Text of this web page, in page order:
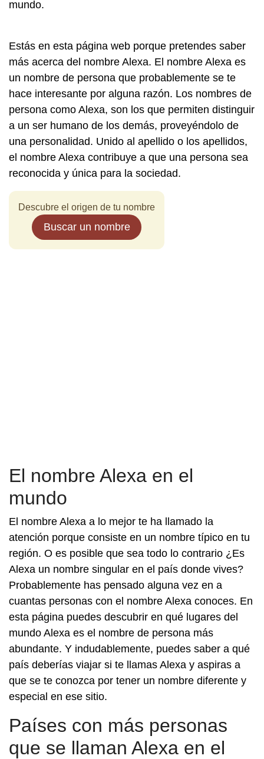
mundo.
Estás en esta página web porque pretendes saber
más acerca del nombre Alexa. El nombre Alexa es
un nombre de persona que probablemente se te
hace interesante por alguna razón. Los nombres de
persona como Alexa, son los que permiten distinguir
a un ser humano de los demás, proveyéndolo de
una personalidad. Unido al apellido o los apellidos,
el nombre Alexa contribuye a que una persona sea
reconocida y única para la sociedad.
Descubre el origen de tu nombre
Buscar un nombre
El nombre Alexa en el
mundo
El nombre Alexa a lo mejor te ha llamado la
atención porque consiste en un nombre típico en tu
región. O es posible que sea todo lo contrario ¿Es
Alexa un nombre singular en el país donde vives?
Probablemente has pensado alguna vez en a
cuantas personas con el nombre Alexa conoces. En
esta página puedes descubrir en qué lugares del
mundo Alexa es el nombre de persona más
abundante. Y indudablemente, puedes saber a qué
país deberías viajar si te llamas Alexa y aspiras a
que se te conozca por tener un nombre diferente y
especial en ese sitio.
Países con más personas
que se llaman Alexa en el